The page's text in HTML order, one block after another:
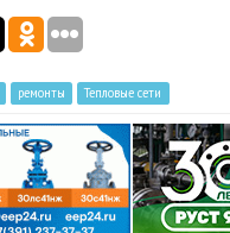
ремонты Тепловые сети